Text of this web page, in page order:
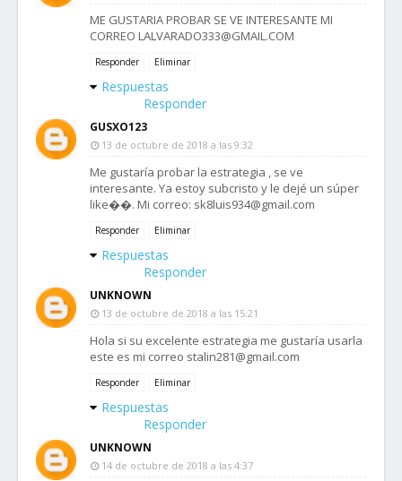
ME GUSTARIA PROBAR SE VE INTERESANTE MI
CORREO LALVARADO333@GMAIL.COM
Responder Eliminar
Respuestas
Responder
GUSXO123
13 de octubre de 2018 a las 9:32
Me gustaría probar la estrategia , se ve
interesante. Ya estoy subcristo y le dejé un súper
like��. Mi correo: sk8luis934@gmail.com
Responder Eliminar
Respuestas
Responder
UNKNOWN
13 de octubre de 2018 a las 15:21
Hola si su excelente estrategia me gustaría usarla
este es mi correo stalin281@gmail.com
Responder Eliminar
Respuestas
Responder
UNKNOWN
14 de octubre de 2018 a las 4:37